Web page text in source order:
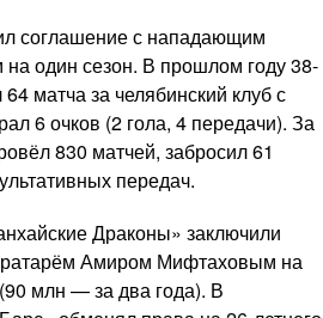
соглашение с нападающим
один сезон. В прошлом году 38-
матча за челябинский клуб с
6 очков (2 гола, 4 передачи). За
830 матчей, забросил 61
передач.
Драконы» заключили
Амиром Мифтаховым на
млн — за два года). В